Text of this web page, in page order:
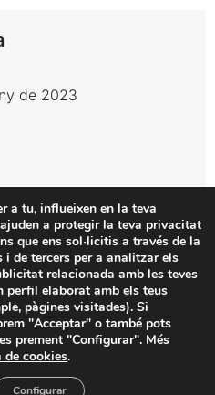
de 2023
Iluro
Mataró (Barcelona)
tac.orulioicadnuf
a tu, influeixen en la teva
a protegir la teva privacitat
que ens sol·licitis a través de la
de tercers per a analitzar els
relacionada amb les teves
perfil elaborat amb els teus
pàgines visitades). Si
"Acceptar" o també pots
prement "Configurar". Més
de cookies.
Configurar